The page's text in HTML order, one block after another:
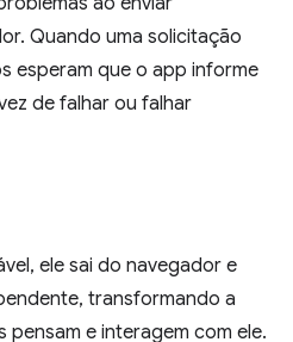
Quando uma solicitação
esperam que o app informe
de falhar ou falhar
ele sai do navegador e
transformando a
pensam e interagem com ele.